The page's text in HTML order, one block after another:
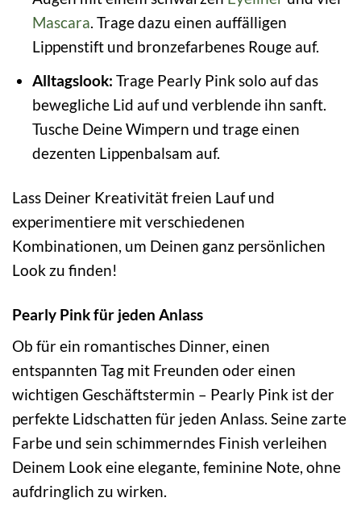
Mascara. Trage dazu einen auffälligen
Lippenstift und bronzefarbenes Rouge auf.
Alltagslook: Trage Pearly Pink solo auf das
bewegliche Lid auf und verblende ihn sanft.
Tusche Deine Wimpern und trage einen
dezenten Lippenbalsam auf.
Lass Deiner Kreativität freien Lauf und
experimentiere mit verschiedenen
Kombinationen, um Deinen ganz persönlichen
Look zu finden!
Pearly Pink für jeden Anlass
Ob für ein romantisches Dinner, einen
entspannten Tag mit Freunden oder einen
wichtigen Geschäftstermin – Pearly Pink ist der
perfekte Lidschatten für jeden Anlass. Seine zarte
Farbe und sein schimmerndes Finish verleihen
Deinem Look eine elegante, feminine Note, ohne
aufdringlich zu wirken.